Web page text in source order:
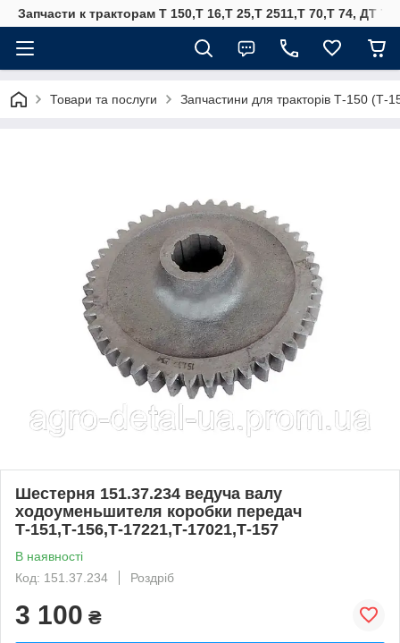
Запчасти к тракторам Т 150,Т 16,Т 25,Т 2511,Т 70,Т 74, ДТ
Товари та послуги Запчастини для тракторів Т-150
Шестерня 151.37.234 ведуча валу
ходоуменьшителя коробки передач
Т-151,Т-156,Т-17221,Т-17021,Т-157
В наявності
Код: 151.37.234
Роздріб
3 100 ₴